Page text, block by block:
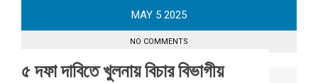
MAY 5 2025
NO COMMENTS
৫ দফা দাবিতে খুলনায় বিচার বিভাগীয়